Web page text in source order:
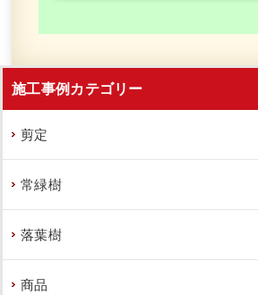
施工事例カテゴリー
剪定
常緑樹
落葉樹
商品